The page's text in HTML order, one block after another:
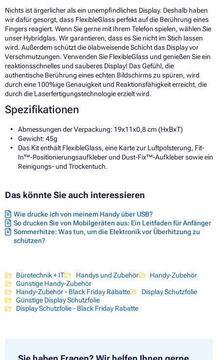
Nichts ist ärgerlicher als ein unempfindliches Display. Deshalb haben
wir dafür gesorgt, dass FlexibleGlass perfekt auf die Berührung eines
Fingers reagiert. Wenn Sie gerne mit Ihrem Telefon spielen, wählen Sie
unser Hybridglas. Wir garantieren, dass es Sie nicht im Stich lassen
wird. Außerdem schützt die ölabweisende Schicht das Display vor
Verschmutzungen. Verwenden Sie FlexibleGlass und genießen Sie ein
reaktionsschnelles und sauberes Display! Das Gefühl, die
authentische Berührung eines echten Bildschirms zu spüren, wird
durch eine 100%ige Genauigkeit und Reaktionsfähigkeit erreicht, die
durch die Laserfertigungstechnologie erzielt wird.
Spezifikationen
Abmessungen der Verpackung: 19x11x0,8 cm (HxBxT)
Gewicht: 45g
Das Kit enthält FlexibleGlass, eine Karte zur Luftpolsterung, Fit-
In™-Positionierungsaufkleber und Dust-Fix™-Aufkleber sowie ein
Reinigungs- und Trockentuch.
Das könnte Sie auch interessieren
Wie drucke ich von meinem Handy über USB?
So drucken Sie von Mobilgeräten aus: Ein Leitfaden für Anfänger
Sommerhitze: Was tun, um die Elektronik vor Überhitzung zu
schützen?
Bürotechnik + IT Handys und Zubehör
Handy-Zubehör
Günstige Handy-Zubehör
Handy-Zubehör - Black Friday Rabatte
Display Schutzfolie
Günstige Display Schutzfolie
Display Schutzfolie - Black Friday Rabatte